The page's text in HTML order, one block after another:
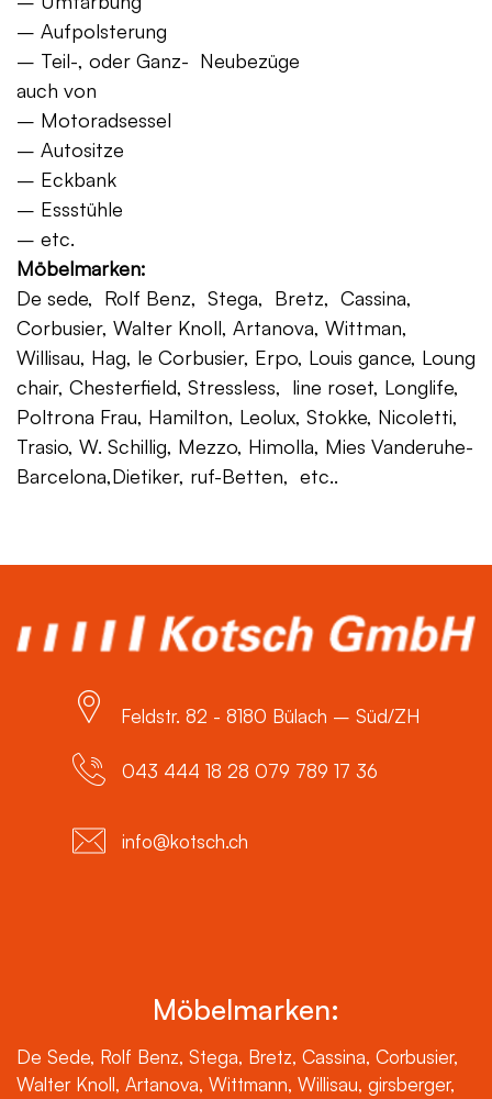
– Aufpolsterung
– Teil-, oder Ganz- Neubezüge
auch von
– Motoradsessel
– Autositze
– Eckbank
– Essstühle
– etc.
Möbelmarken:
De sede, Rolf Benz, Stega, Bretz, Cassina,
Corbusier, Walter Knoll, Artanova, Wittman,
Willisau, Hag, le Corbusier, Erpo, Louis gance, Loung
chair, Chesterfield, Stressless, line roset, Longlife,
Poltrona Frau, Hamilton, Leolux, Stokke, Nicoletti,
Trasio, W. Schillig, Mezzo, Himolla, Mies Vanderuhe-
Barcelona,Dietiker, ruf-Betten, etc..
Feldstr. 82 - 8180 Bülach – Süd/ZH
043 444 18 28 079 789 17 36
info@kotsch.ch
Möbelmarken:
De Sede, Rolf Benz, Stega, Bretz, Cassina, Corbusier,
Walter Knoll, Artanova, Wittmann, Willisau, girsberger,